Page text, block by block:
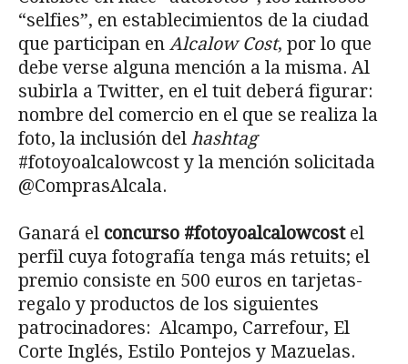
“selfies”, en establecimientos de la ciudad
que participan en Alcalow Cost, por lo que
debe verse alguna mención a la misma. Al
subirla a Twitter, en el tuit deberá figurar:
nombre del comercio en el que se realiza la
foto, la inclusión del hashtag
#fotoyoalcalowcost y la mención solicitada
@ComprasAlcala.
Ganará el concurso #fotoyoalcalowcostel
perfil cuya fotografía tenga más retuits; el
premio consiste en 500 euros en tarjetas-
regalo y productos de los siguientes
patrocinadores: Alcampo, Carrefour, El
Corte Inglés, Estilo Pontejos y Mazuelas.